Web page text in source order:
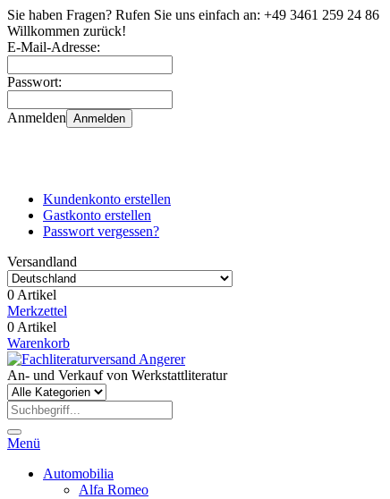
Sie haben Fragen? Rufen Sie uns einfach an: +49 3461 259 24 86
Willkommen zurück!
E-Mail-Adresse:
Passwort:
Anmelden Anmelden
Kundenkonto erstellen
Gastkonto erstellen
Passwort vergessen?
Versandland
0 Artikel
Merkzettel
0 Artikel
Warenkorb
An- und Verkauf von Werkstattliteratur
Menü
Automobilia
Alfa Romeo